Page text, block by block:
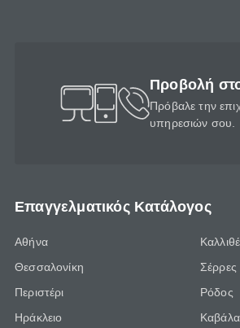
Προβολή
Πρόβαλε την
υπηρεσιών σου.
Επαγγελματικός Κατάλογος
Αθήνα
Θεσσαλονίκη
Περιστέρι
Ηράκλειο
Σέρρες
Ρόδος
Καβάλα